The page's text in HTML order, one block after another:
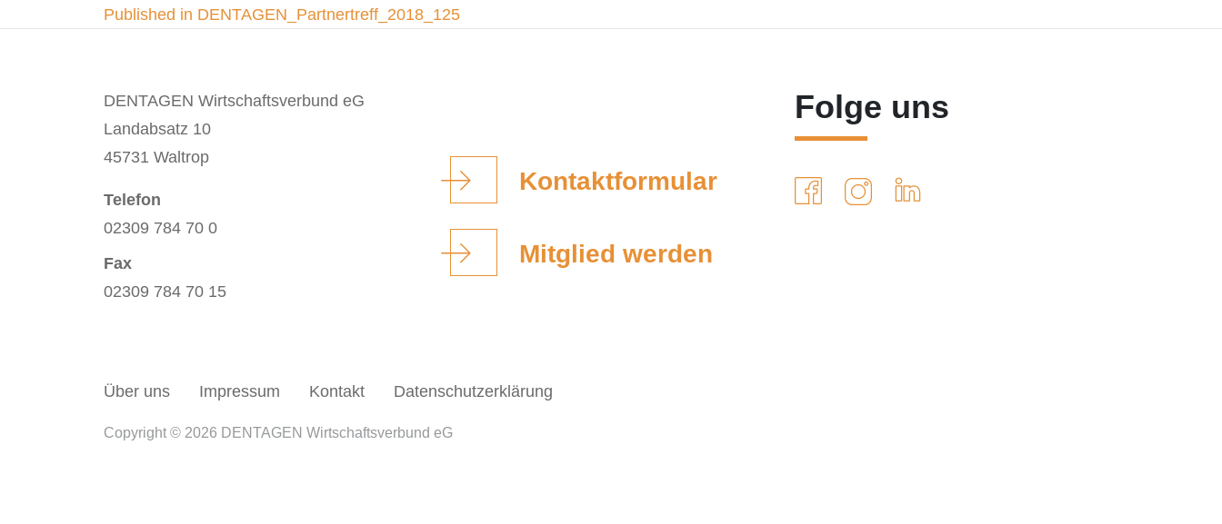
Beitragsnavigation
Published in DENTAGEN_Partnertreff_2018_125
DENTAGEN Wirtschaftsverbund eG
Landabsatz 10
45731 Waltrop
Telefon
02309 784 70 0
Fax
02309 784 70 15
Kontaktformular
Mitglied werden
Folge uns
Über uns Impressum Kontakt Datenschutzerklärung
Copyright © 2026 DENTAGEN Wirtschaftsverbund eG